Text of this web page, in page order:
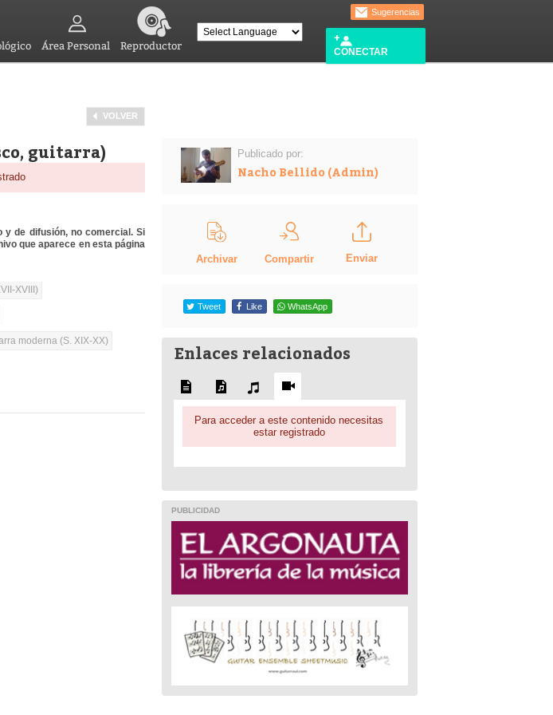
Área Personal Reproductor
Sugerencias
CONECTAR
VOLVER
guitarra)
y de difusión, no comercial. Si
que aparece en esta página
XVIII)
moderna (S. XIX-XX)
Publicado por:
Nacho Bellido (Admin)
Archivar Compartir Enviar
Tweet Like WhatsApp
Enlaces relacionados
Para acceder a este contenido necesitas
estar registrado
PUBLICIDAD